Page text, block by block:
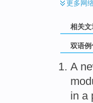
更多网
相关文
双语例
A
in a